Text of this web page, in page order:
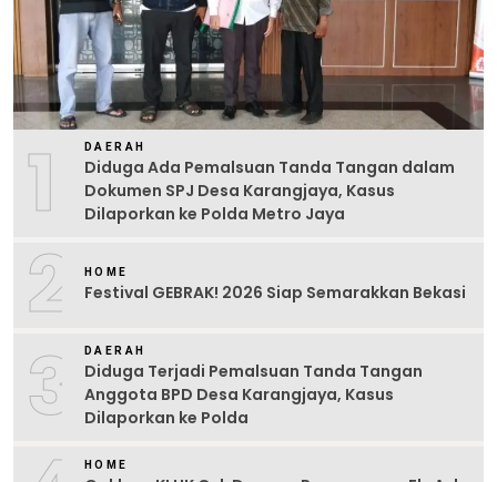
1 DAERAH
Diduga Ada Pemalsuan Tanda Tangan dalam
Dokumen SPJ Desa Karangjaya, Kasus
Dilaporkan ke Polda Metro Jaya
2 HOME
Festival GEBRAK! 2026 Siap Semarakkan Bekasi
3 DAERAH
Diduga Terjadi Pemalsuan Tanda Tangan
Anggota BPD Desa Karangjaya, Kasus
Dilaporkan ke Polda
HOME